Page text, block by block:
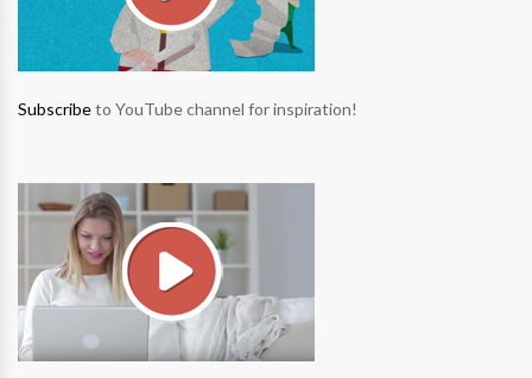
Subscribeto YouTube channel for inspiration!